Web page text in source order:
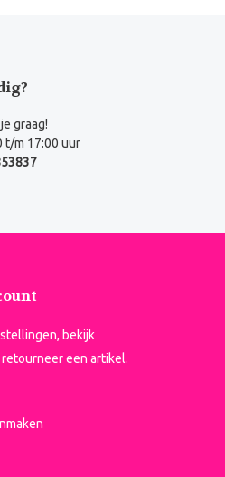
graag!
t/m 17:00 uur
bekijk
een artikel.